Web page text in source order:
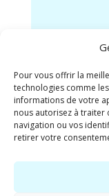
Pour vous offrir la
technologies comme
informations de votre
nous autorisez à
navigation ou vos
retirer votre
Partager :
Facebook